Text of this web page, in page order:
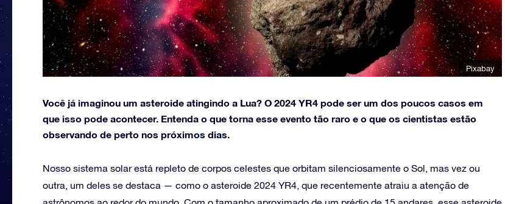
Pixabay
Você já imaginou um asteroide atingindo a Lua? O 2024 YR4 pode ser um dos poucos casos em
que isso pode acontecer. Entenda o que torna esse evento tão raro e o que os cientistas estão
observando de perto nos próximos dias.
Nosso sistema solar está repleto de corpos celestes que orbitam silenciosamente o Sol, mas vez ou
outra, um deles se destaca — como o asteroide 2024 YR4, que recentemente atraiu a atenção de